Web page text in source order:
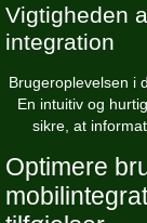
Vigtigheden
integration
Brugeroplevelsen i
En intuitiv og
sikre, at
Optimere